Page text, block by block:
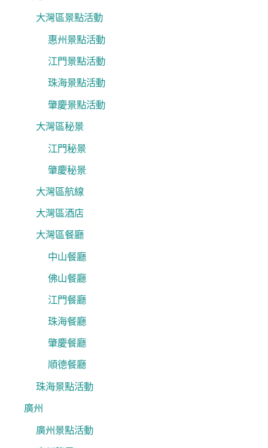
大灣區景點活動
惠州景點活動
江門景點活動
珠海景點活動
肇慶景點活動
大灣區秘景
江門秘景
肇慶秘景
大灣區航線
大灣區酒店
大灣區餐廳
中山餐廳
佛山餐廳
江門餐廳
珠海餐廳
肇慶餐廳
順德餐廳
珠海景點活動
廣州
廣州景點活動